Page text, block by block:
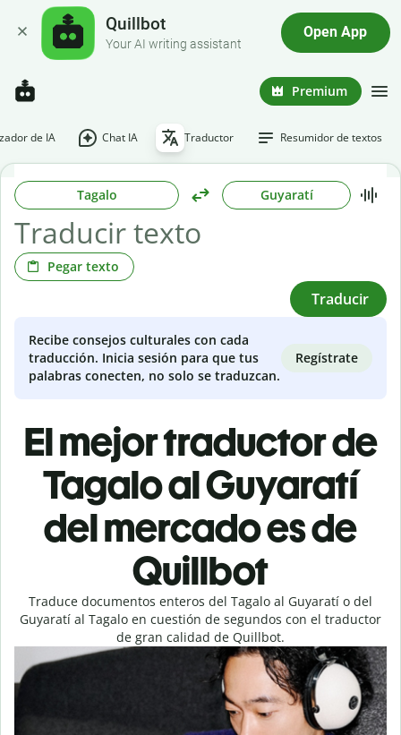
Quillbot
Your AI writing assistant
Open App
Premium
de IA Chat IA Traductor Resumidor de textos
Tagalo Guyaratí
Pegar texto
Traducir
Recibe consejos culturales con cada
traducción. Inicia sesión para que tus
palabras conecten, no solo se traduzcan.
Regístrate
El mejor traductor de
Tagalo al Guyaratí
del mercado es de
Quillbot
Traduce documentos enteros del Tagalo al Guyaratí o del
Guyaratí al Tagalo en cuestión de segundos con el traductor
de gran calidad de Quillbot.